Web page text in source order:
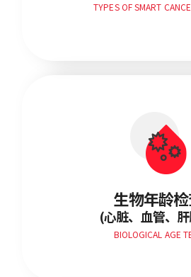
TYPES OF SMART
生物年龄
(心脏、血管、
BIOLOGICAL AGE
(心脏、血管、肝